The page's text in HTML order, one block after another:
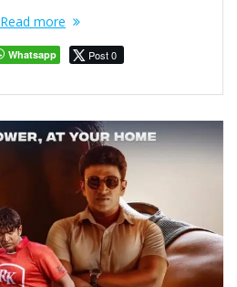
Read more
Whatsapp Post 0